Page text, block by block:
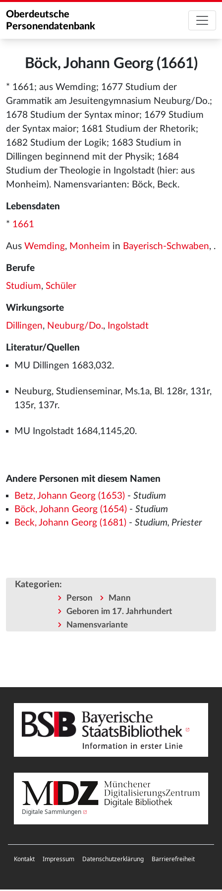
Oberdeutsche
Personendatenbank
Böck, Johann Georg (1661)
* 1661; aus Wemding; 1677 Studium der
Grammatik am Jesuitengymnasium Neuburg/Do.;
1678 Studium der Syntax minor; 1679 Studium
der Syntax maior; 1681 Studium der Rhetorik;
1682 Studium der Logik; 1683 Studium in
Dillingen beginnend mit der Physik; 1684
Studium der Theologie in Ingolstadt (hier: aus
Monheim). Namensvarianten: Böck, Beck.
Lebensdaten
* 1661
Aus Wemding, Monheim in Bayerisch-Schwaben, .
Berufe
Studium, Schüler
Wirkungsorte
Dillingen, Neuburg/Do., Ingolstadt
Literatur/Quellen
MU Dillingen 1683,032.
Neuburg, Studienseminar, Ms.1a, Bl. 128r, 131r,
135r, 137r.
MU Ingolstadt 1684,1145,20.
Andere Personen mit diesem Namen
Betz, Johann Georg (1653)- Studium
Böck, Johann Georg (1654)- Studium
Beck, Johann Georg (1681)- Studium, Priester
Kategorien:
Person
Mann
Geboren im 17. Jahrhundert
Namensvariante
Digitale Sammlungen
Kontakt Impressum Datenschutzerklärung Barrierefreiheit